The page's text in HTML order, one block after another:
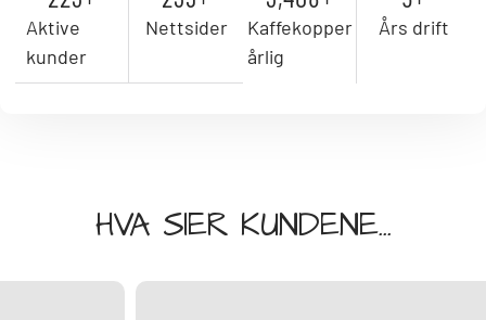
Aktive
kunder
Nettsider
Kaffekopper
årlig
Års drift
HVA SIER KUNDENE...